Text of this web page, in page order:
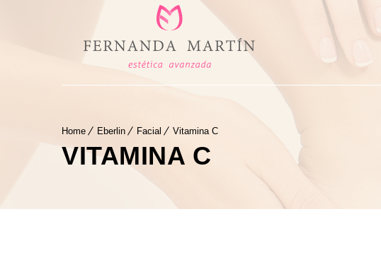
Home Eberlin Facial Vitamina C
VITAMINA C